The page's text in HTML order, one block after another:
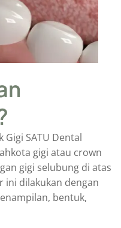
SATU Dental
gigi atau crown
gigi selubung di atas
ini dilakukan dengan
bentuk,